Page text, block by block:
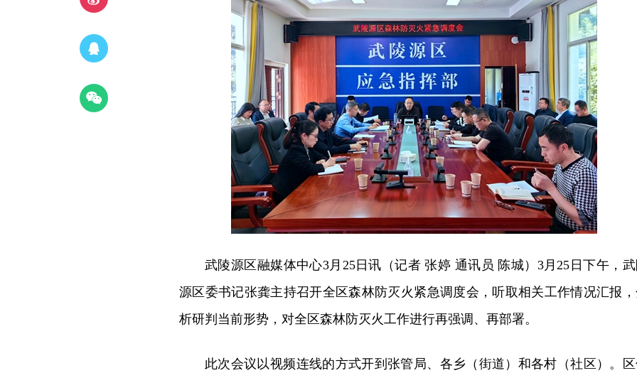
武陵源区融媒体中心3月25日讯（记者 张婷 通讯员 陈城）3月25日下午，
源区委书记张龚主持召开全区森林防灭火紧急调度会，听取相关工作情况汇报
析研判当前形势，对全区森林防灭火工作进行再强调、再部署。
此次会议以视频连线的方式开到张管局、各乡（街道）和各村（社区）。